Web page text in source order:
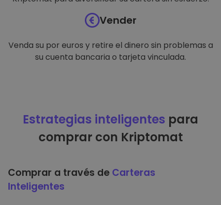
Vender
Venda su por euros y retire el dinero sin problemas a
su cuenta bancaria o tarjeta vinculada.
Estrategias inteligentes para
comprar con Kriptomat
Comprar a través de Carteras
Inteligentes